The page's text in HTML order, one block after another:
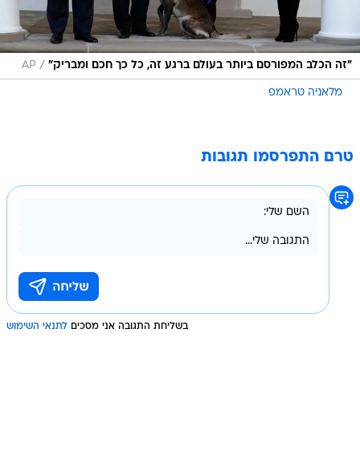
"זה הכלב המפורסם ביותר בעולם ברגע זה, כל כך חכם ומבריק" /
AP
מלאניה טראמפ
טרם התפרסמו תגובות
בשליחת התגובה אני מסכים לתנאי השימוש